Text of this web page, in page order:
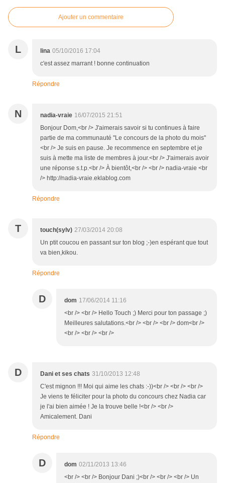
Ajouter un commentaire
L lina 05/10/2016 17:04
c'est assez marrant ! bonne continuation
Répondre
N nadia-vraie 16/07/2015 21:51
Bonjour Dom,<br /> J'aimerais savoir si tu continues à faire
partie de ma communauté "Le concours de la photo du mois"
<br /> Je suis en pause. Je recommence en septembre et je
suis à mette ma liste de membres à jour.<br /> J'aimerais avoir
une réponse s.t.p.<br /> À bientôt,<br /> <br /> nadia-vraie <br
/> http://nadia-vraie.eklablog.com
Répondre
T touch(sylv) 27/03/2014 20:08
Un ptit coucou en passant sur ton blog ;-)en espérant que tout
va bien,kikou.
Répondre
D dom 17/06/2014 11:16
<br /> <br /> Hello Touch ;) Merci pour ton passage ;)
Meilleures salutations.<br /> <br /> <br /> dom<br />
<br /> <br /> <br />
D Dani et ses chats 31/10/2013 12:48
C'est mignon !!! Moi qui aime les chats :-))<br /> <br /> <br />
Je viens te féliciter pour la photo du concours chez Nadia car
je l'ai bien aimée ! Je la trouve belle !<br /> <br />
Amicalement. Dani
Répondre
D dom 02/11/2013 13:46
<br /> <br /> Bonjour Dani ;)<br /> <br /> <br /> Un